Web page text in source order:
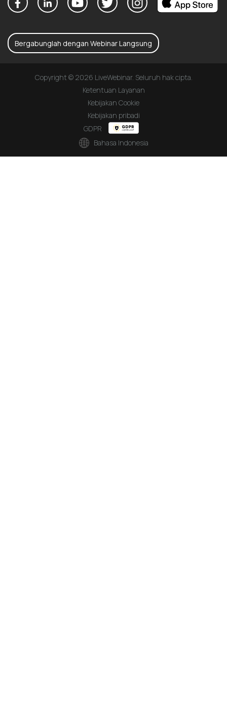
Bergabunglah dengan Webinar Langsung
Copyright © 2026 LiveWebinar. Seluruh hak cipta.
Ketentuan Layanan
Kebijakan Cookie
Kebijakan pribadi
GDPR
Bahasa Indonesia